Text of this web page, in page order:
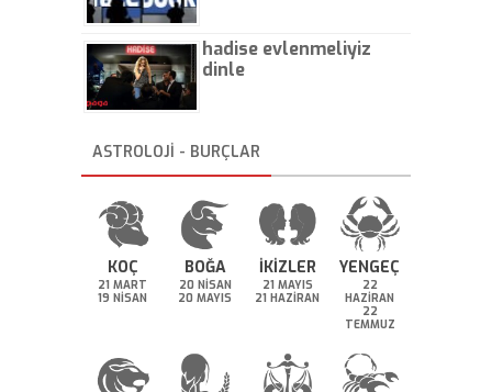
hadise evlenmeliyiz
dinle
ASTROLOJİ - BURÇLAR
KOÇ
21 MART
19 NİSAN
BOĞA
20 NİSAN
20 MAYIS
İKİZLER
21 MAYIS
21 HAZİRAN
YENGEÇ
22
HAZİRAN
22
TEMMUZ